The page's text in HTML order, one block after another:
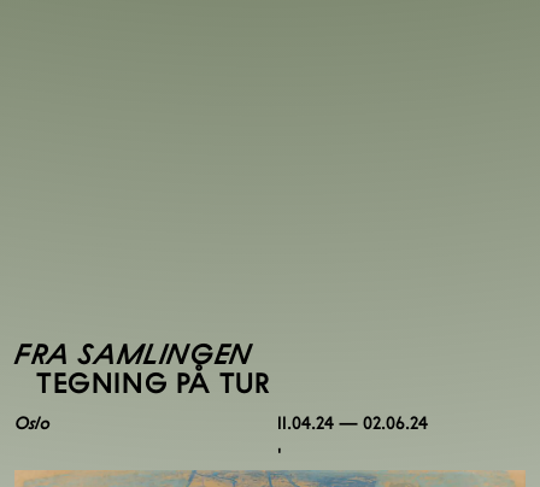
FRA SAMLINGEN
TEGNING PÅ TUR
Oslo
11.04.24 — 02.06.24
,